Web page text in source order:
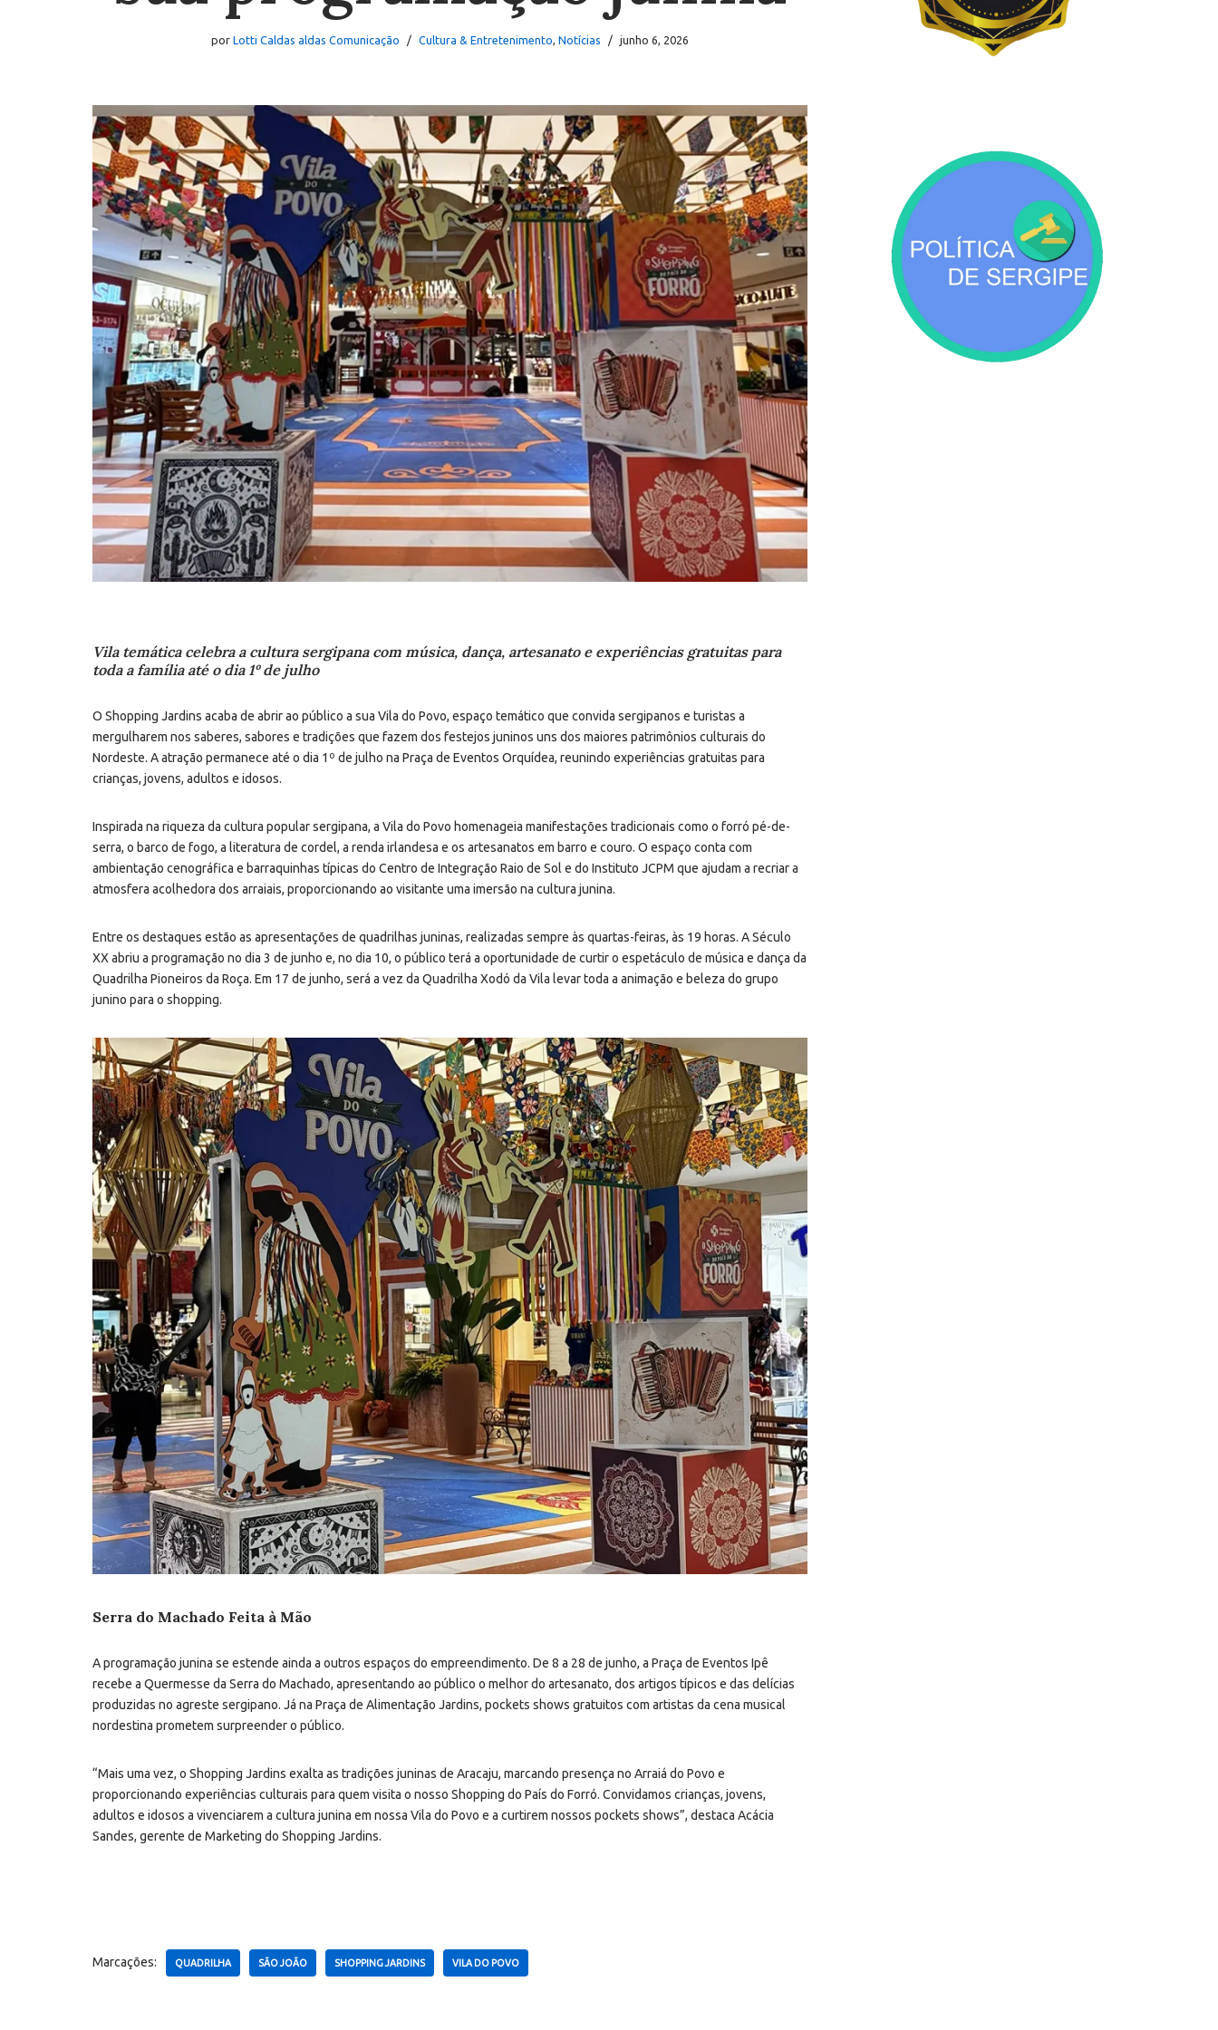
por Lotti Caldas aldas Comunicação Cultura & Entretenimento, Notícias junho 6, 2026
Vila temática celebra a cultura sergipana com música, dança, artesanato e experiências gratuitas para
toda a família até o dia 1º de julho
O Shopping Jardins acaba de abrir ao público a sua Vila do Povo, espaço temático que convida sergipanos e turistas a
mergulharem nos saberes, sabores e tradições que fazem dos festejos juninos uns dos maiores patrimônios culturais do
Nordeste. A atração permanece até o dia 1º de julho na Praça de Eventos Orquídea, reunindo experiências gratuitas para
crianças, jovens, adultos e idosos.
Inspirada na riqueza da cultura popular sergipana, a Vila do Povo homenageia manifestações tradicionais como o forró pé-de-
serra, o barco de fogo, a literatura de cordel, a renda irlandesa e os artesanatos em barro e couro. O espaço conta com
ambientação cenográfica e barraquinhas típicas do Centro de Integração Raio de Sol e do Instituto JCPM que ajudam a recriar a
atmosfera acolhedora dos arraiais, proporcionando ao visitante uma imersão na cultura junina.
Entre os destaques estão as apresentações de quadrilhas juninas, realizadas sempre às quartas-feiras, às 19 horas. A Século
XX abriu a programação no dia 3 de junho e, no dia 10, o público terá a oportunidade de curtir o espetáculo de música e dança da
Quadrilha Pioneiros da Roça. Em 17 de junho, será a vez da Quadrilha Xodó da Vila levar toda a animação e beleza do grupo
junino para o shopping.
Serra do Machado Feita à Mão
A programação junina se estende ainda a outros espaços do empreendimento. De 8 a 28 de junho, a Praça de Eventos Ipê
recebe a Quermesse da Serra do Machado, apresentando ao público o melhor do artesanato, dos artigos típicos e das delícias
produzidas no agreste sergipano. Já na Praça de Alimentação Jardins, pockets shows gratuitos com artistas da cena musical
nordestina prometem surpreender o público.
“Mais uma vez, o Shopping Jardins exalta as tradições juninas de Aracaju, marcando presença no Arraiá do Povo e
proporcionando experiências culturais para quem visita o nosso Shopping do País do Forró. Convidamos crianças, jovens,
adultos e idosos a vivenciarem a cultura junina em nossa Vila do Povo e a curtirem nossos pockets shows”, destaca Acácia
Sandes, gerente de Marketing do Shopping Jardins.
Marcações: QUADRILHA SÃO JOÃO SHOPPING JARDINS VILA DO POVO